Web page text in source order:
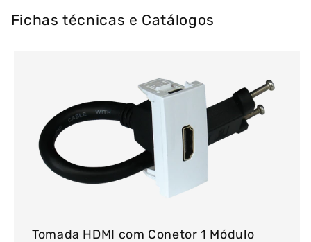
Fichas técnicas e Catálogos
Tomada HDMI com Conetor 1 Módulo